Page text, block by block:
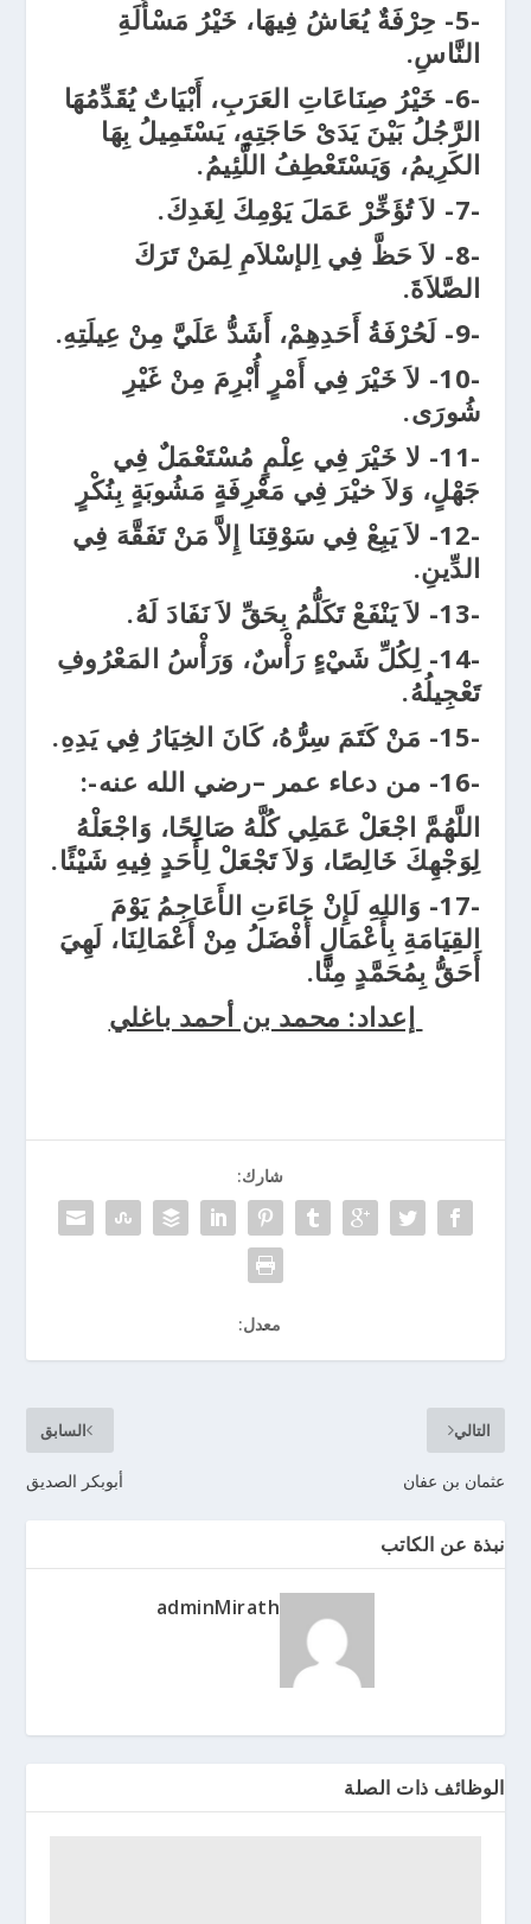
-5-
حِرْفَةٌ يُعَاشُ فِيهَا، خَيْرُ مَسْأَلَةِ
النَّاسِ.
-6-
خَيْرُ صِنَاعَاتِ العَرَبِ، أَبْيَاتٌ يُقَدِّمُهَا
الرَّجُلُ بَيْنَ يَدَىْ حَاجَتِهِ، يَسْتَمِيلُ بِهَا
الكَرِيمُ، وَيَسْتَعْطِفُ اللَّئِيمُ.
-7-
لاَ تُؤَخِّرْ عَمَلَ يَوْمِكَ لِغَدِكَ.
-8-
لاَ حَظَّ فِي اِلإسْلاَمِ لِمَنْ تَرَكَ
الصَّلاَةَ.
-9-
لَحُرْفَةُ أَحَدِهِمْ، أَشَدُّ عَلَيَّ مِنْ عِيلَتِهِ.
-10-
لاَ خَيْرَ فِي أَمْرٍ أُبْرِمَ مِنْ غَيْرِ
شُورَى.
-11- لا خَيْرَ فِي عِلْمٍ مُسْتَعْمَلٌ فِي
جَهْلٍ، وَلاَ خيْرَ فِي مَعْرِفَةٍ مَشُوبَةٍ بِنُكْرٍ
-12-
لاَ يَبِعْ فِي سَوْقِنَا إِلاَّ مَنْ تَفَقَّهَ فِي
الدِّينِ.
-13-
لاَ يَنْفَعْ تَكَلُّمُ بِحَقِّ لاَ نَفَادَ لَهُ.
-14-
لِكُلِّ شَيْءٍ رَأْسٌ، وَرَأْسُ المَعْرُوفِ
تَعْجِيلُهُ.
-15-
مَنْ كَتَمَ سِرُّهُ، كَانَ الخِيَارُ فِي يَدِهِ.
-16-
من دعاء عمر –رضي الله عنه-:
اللَّهُمَّ اجْعَلْ عَمَلِي كُلَّهُ صَالِحًا، وَاجْعَلْهُ
لِوَجْهِكَ خَالِصًا، وَلاَ تَجْعَلْ لِأَحَدٍ فِيهِ شَيْئًا.
-17- وَاللهِ لَإِنْ جَاءَتِ الأَعَاجِمُ يَوْمَ
القِيَامَةِ بِأَعْمَالٍ أَفْضَلُ مِنْ أَعْمَالِنَا، لَهِيَ
أَحَقُّ بِمُحَمَّدٍ مِنَّا.
إعداد: محمد بن أحمد باغلي
شارك:
معدل:
السابق
أبوبكر الصديق
التالي
عثمان بن عفان
نبذة عن الكاتب
adminMirath
الوظائف ذات الصلة